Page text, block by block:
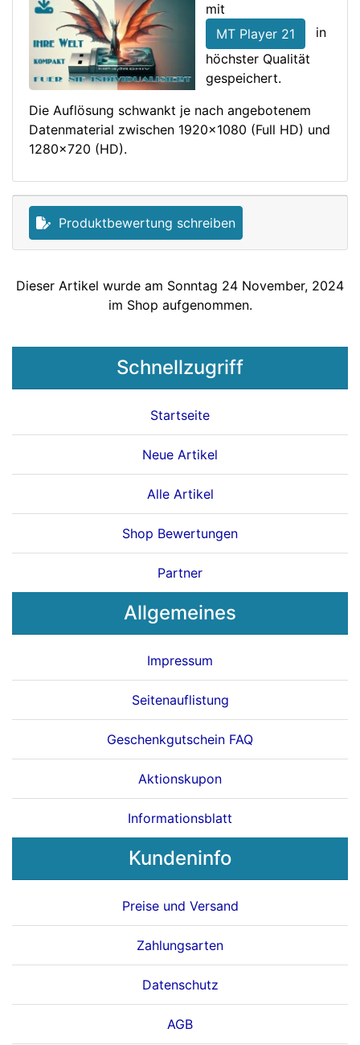
mit
MT Player 21
in
höchster Qualität
gespeichert.
Die Auflösung schwankt je nach angebotenem
Datenmaterial zwischen 1920x1080 (Full HD) und
1280x720 (HD).
Produktbewertung schreiben
Dieser Artikel wurde am Sonntag 24 November, 2024
im Shop aufgenommen.
Schnellzugriff
Startseite
Neue Artikel
Alle Artikel
Shop Bewertungen
Partner
Allgemeines
Impressum
Seitenauflistung
Geschenkgutschein FAQ
Aktionskupon
Informationsblatt
Kundeninfo
Preise und Versand
Zahlungsarten
Datenschutz
AGB